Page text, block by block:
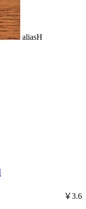
aliasH
￥3.6